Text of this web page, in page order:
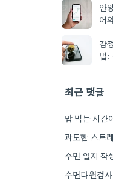
안
어
감
법:
최근 댓글